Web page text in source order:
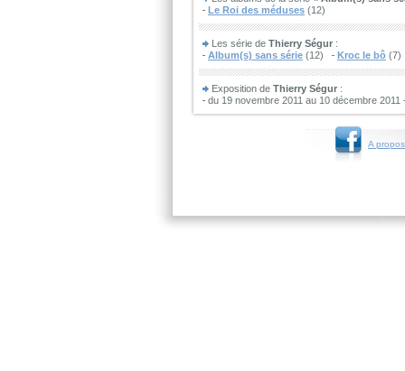
Le Roi des méduses (12)
Les série de Thierry Ségur :
Album(s) sans série (12) Kroc le bô (7)
Exposition de Thierry Ségur :
du 19 novembre 2011 au 10 décembre 2011
A